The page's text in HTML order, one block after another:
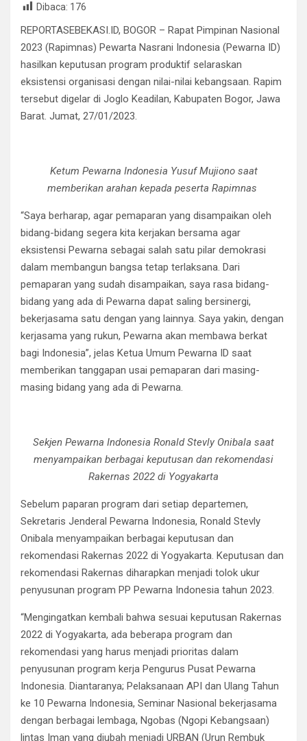
ce
b
o
o
k
tt
er s
A
p
p
gr
a
m
dI
n
e
Dibaca: 176
REPORTASEBEKASI.ID, BOGOR – Rapat Pimpinan Nasional
2023 (Rapimnas) Pewarta Nasrani Indonesia (Pewarna ID)
hasilkan keputusan program produktif selaraskan
eksistensi organisasi dengan nilai-nilai kebangsaan. Rapim
tersebut digelar di Joglo Keadilan, Kabupaten Bogor, Jawa
Barat. Jumat, 27/01/2023.
Ketum Pewarna Indonesia Yusuf Mujiono saat
memberikan arahan kepada peserta Rapimnas
“Saya berharap, agar pemaparan yang disampaikan oleh
bidang-bidang segera kita kerjakan bersama agar
eksistensi Pewarna sebagai salah satu pilar demokrasi
dalam membangun bangsa tetap terlaksana. Dari
pemaparan yang sudah disampaikan, saya rasa bidang-
bidang yang ada di Pewarna dapat saling bersinergi,
bekerjasama satu dengan yang lainnya. Saya yakin, dengan
kerjasama yang rukun, Pewarna akan membawa berkat
bagi Indonesia”, jelas Ketua Umum Pewarna ID saat
memberikan tanggapan usai pemaparan dari masing-
masing bidang yang ada di Pewarna.
Sekjen Pewarna Indonesia Ronald Stevly Onibala saat
menyampaikan berbagai keputusan dan rekomendasi
Rakernas 2022 di Yogyakarta
Sebelum paparan program dari setiap departemen,
Sekretaris Jenderal Pewarna Indonesia, Ronald Stevly
Onibala menyampaikan berbagai keputusan dan
rekomendasi Rakernas 2022 di Yogyakarta. Keputusan dan
rekomendasi Rakernas diharapkan menjadi tolok ukur
penyusunan program PP Pewarna Indonesia tahun 2023.
“Mengingatkan kembali bahwa sesuai keputusan Rakernas
2022 di Yogyakarta, ada beberapa program dan
rekomendasi yang harus menjadi prioritas dalam
penyusunan program kerja Pengurus Pusat Pewarna
Indonesia. Diantaranya; Pelaksanaan API dan Ulang Tahun
ke 10 Pewarna Indonesia, Seminar Nasional bekerjasama
dengan berbagai lembaga, Ngobas (Ngopi Kebangsaan)
lintas Iman yang diubah menjadi URBAN (Urun Rembuk